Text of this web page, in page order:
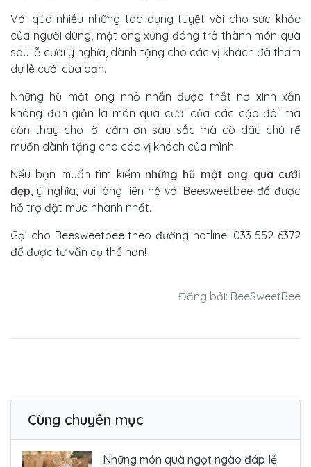
Với qúa nhiều những tác dụng tuyệt vời cho sức khỏe
của người dùng, mật ong xứng đáng trở thành món quà
sau lễ cưới ý nghĩa, dành tặng cho các vị khách đã tham
dự lễ cưới của bạn.
Những hũ mật ong nhỏ nhắn được thắt nơ xinh xắn
không đơn giản là món quà cưới của các cặp đôi mà
còn thay cho lời cảm ơn sâu sắc mà cô dâu chú rể
muốn dành tặng cho các vị khách của mình.
Nếu bạn muốn tìm kiếm những hũ mật ong quà cưới
đẹp , ý nghĩa, vui lòng liên hệ với Beesweetbee để được
hỗ trợ đặt mua nhanh nhất.
Gọi cho Beesweetbee theo đường hotline: 033 552 6372
để được tư vấn cụ thể hơn!
Đăng bởi: BeeSweetBee
Cùng chuyên mục
Những món quà ngọt ngào đáp lễ